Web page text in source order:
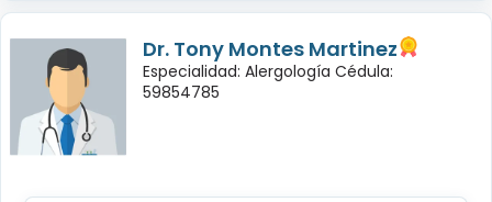
Dr. Tony Montes Martinez
Especialidad: Alergología Cédula:
59854785